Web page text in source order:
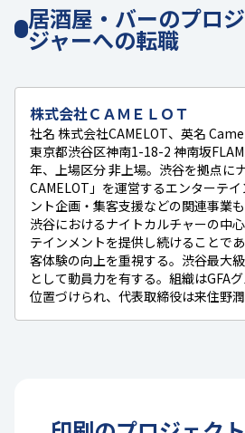
居酒屋・バーのプロ
ジャーへの転職
株式会社ＣＡＭＥＬＯＴ
社名 株式会社CAMELOT、英名
東京都渋谷区神南1-18-2 神南坂
年、上場区分 非上場。渋谷を拠点に
CAMELOT」を運営するエンターテ
ント企画・集客支援などの関連事業
渋谷におけるナイトカルチャーの中
テインメントを提供し続けることで
客体験の向上を重視する。渋谷最大
として動員力を有する。組織はGFA
位置づけられ、代表取締役は来住野潤